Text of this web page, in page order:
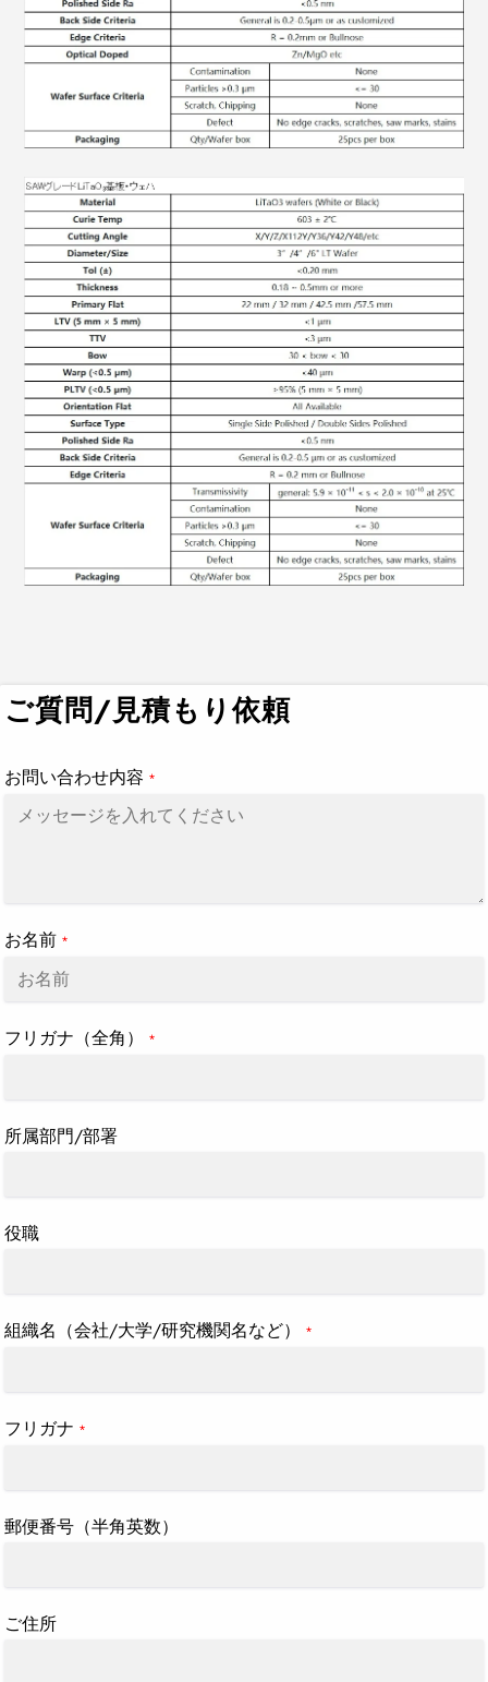
ト
に
を
追
ご質問/見積もり依頼
お問い合わせ内容 *
お名前 *
フリガナ（全角） *
所属部門/部署
役職
組織名（会社/大学/研究機関名など） *
フリガナ *
郵便番号（半角英数）
ご住所